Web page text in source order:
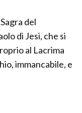
del
di Jesi, che si
al Lacrima
immancabile, e